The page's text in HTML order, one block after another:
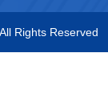
Rights Reserved